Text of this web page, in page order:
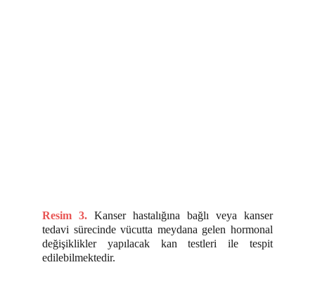
Resim 3. Kanser hastalığına bağlı veya kanser
tedavi sürecinde vücutta meydana gelen hormonal
değişiklikler yapılacak kan testleri ile tespit
edilebilmektedir.